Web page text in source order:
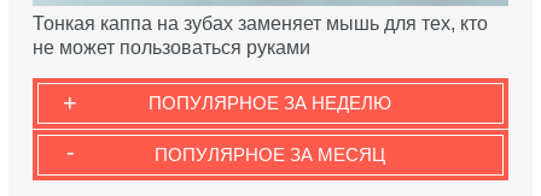
Тонкая каппа на зубах заменяет мышь для тех, кто
не может пользоваться руками
ПОПУЛЯРНОЕ ЗА НЕДЕЛЮ
+
ПОПУЛЯРНОЕ ЗА МЕСЯЦ
-